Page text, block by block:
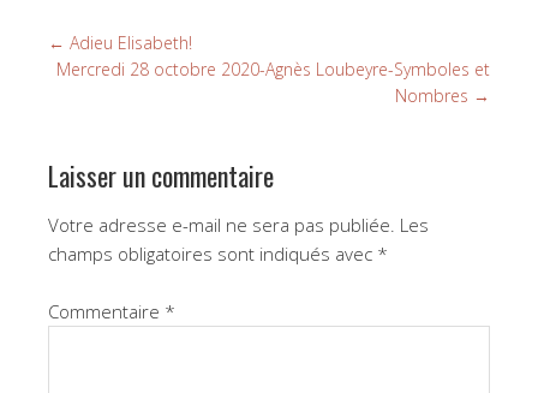
← Adieu Elisabeth!
Mercredi 28 octobre 2020-Agnès Loubeyre-Symboles et
Nombres →
Laisser un commentaire
Votre adresse e-mail ne sera pas publiée. Les
champs obligatoires sont indiqués avec *
Commentaire *